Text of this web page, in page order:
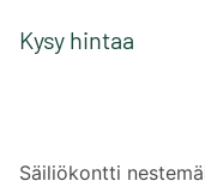
Kysy hintaa
Säiliökontti